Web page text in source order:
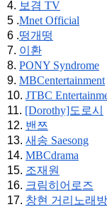
4. 보겸 TV
5 .Mnet Official
6 .떵개떵
7. 이환
8. PONY Syndrome
9. MBCentertainment
10. JTBC
11. [Dorothy]도로시
12. 밴쯔
13. 새송 Saesong
14. MBCdrama
15. 조재원
16. 크림히어로즈
17. 창현 거리노래